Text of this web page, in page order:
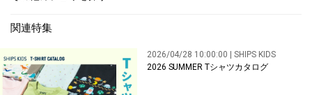
関連特集
2026/04/28 10:00:00 | SHIPS KIDS
2026 SUMMER Tシャツカタログ